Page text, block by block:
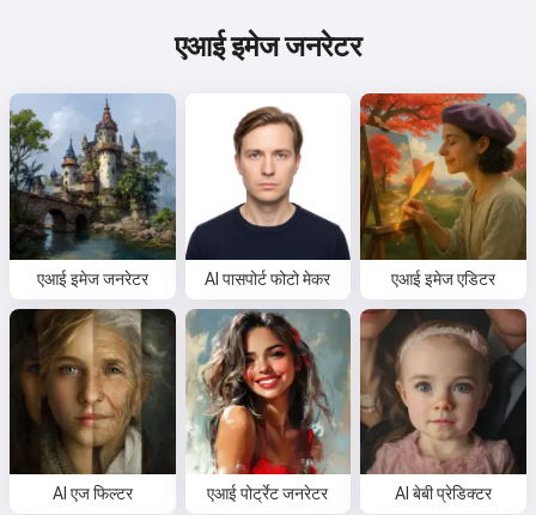
एआई इमेज जनरेटर
एआई इमेज जनरेटर AI पासपोर्ट फोटो मेकर एआई इमेज एडिटर
AI एज फिल्टर एआई पोर्ट्रेट जनरेटर AI बेबी प्रेडिक्टर